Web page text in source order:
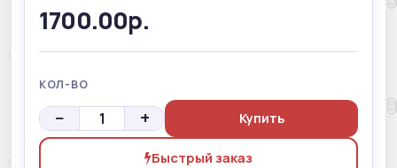
1700.00р.
КОЛ-ВО
− + Купить
Быстрый заказ